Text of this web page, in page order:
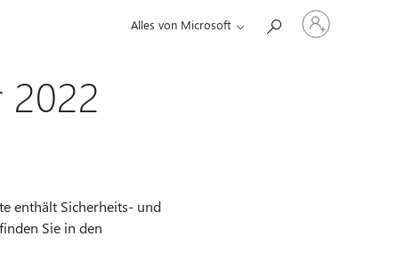
Alles von Microsoft
Bei
Ihrem
Konto
2022
enthält Sicherheits- und
Sie in den